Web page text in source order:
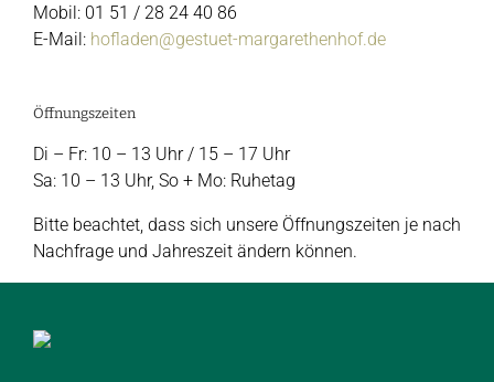
Mobil: 01 51 / 28 24 40 86
E-Mail: hofladen@gestuet-margarethenhof.de
Öffnungszeiten
Di – Fr: 10 – 13 Uhr / 15 – 17 Uhr
Sa: 10 – 13 Uhr, So + Mo: Ruhetag
Bitte beachtet, dass sich unsere Öffnungszeiten je nach
Nachfrage und Jahreszeit ändern können.